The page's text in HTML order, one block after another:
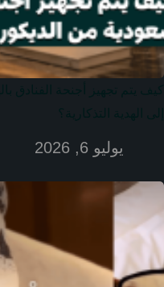
يوليو 6, 2026